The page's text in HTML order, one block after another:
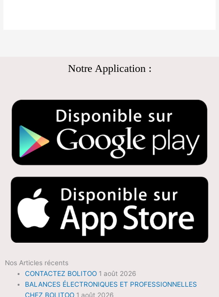
Notre Application :
Nos Articles récents
CONTACTEZ BOLITOO 1 août 2026
BALANCES ÉLECTRONIQUES ET PROFESSIONNELLES
CHEZ BOLITOO 1 août 2026